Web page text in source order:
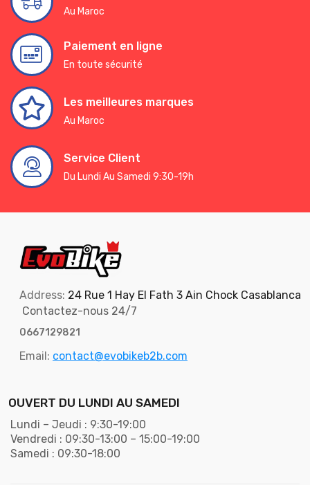
Au Maroc
Paiement en ligne
En toute sécurité
Les meilleures marques
Au Maroc
Service Client
Du Lundi Au Samedi 9:30-19h
Address: 24 Rue 1 Hay El Fath 3 Ain Chock Casablanca
Contactez-nous 24/7
0667129821
Email: contact@evobikeb2b.com
OUVERT DU LUNDI AU SAMEDI
Lundi – Jeudi : 9:30-19:00
Vendredi : 09:30-13:00 – 15:00-19:00
Samedi : 09:30-18:00